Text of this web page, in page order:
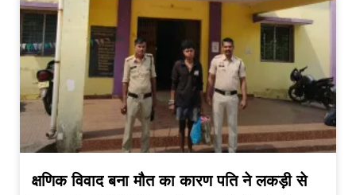
क्षणिक विवाद बना मौत का कारण पति ने लकड़ी से